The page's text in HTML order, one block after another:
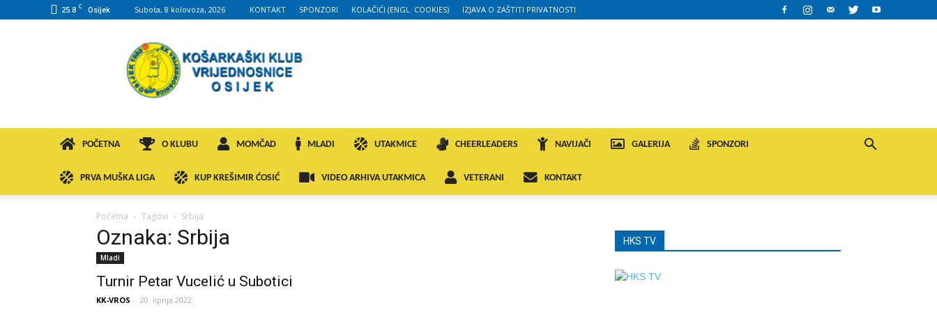
25.8 C Osijek Subota, 8 kolovoza, 2026 KONTAKT SPONZORI KOLAČIĆI (ENGL. COOKIES) IZJAVA O ZAŠTITI PRIVATNOSTI
KK
VROS
POČETNA O KLUBU MOMČAD MLADI UTAKMICE CHEERLEADERS NAVIJAČI GALERIJA SPONZORI
PRVA MUŠKA LIGA KUP KREŠIMIR ĆOSIĆ VIDEO ARHIVA UTAKMICA VETERANI KONTAKT
Početna Tagovi Srbija
Oznaka: Srbija
Mladi
Turnir Petar Vucelić u Subotici
KK-VROS - 20. lipnja 2022.
HKS TV